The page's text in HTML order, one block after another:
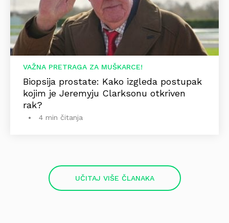
VAŽNA PRETRAGA ZA MUŠKARCE!
Biopsija prostate: Kako izgleda postupak
kojim je Jeremyju Clarksonu otkriven
rak?
4 min čitanja
UČITAJ VIŠE ČLANAKA